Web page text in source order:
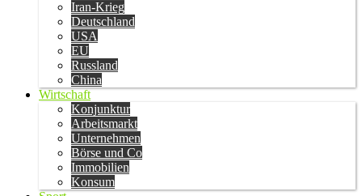
Iran-Krieg
Deutschland
USA
EU
Russland
China
Wirtschaft
Konjunktur
Arbeitsmarkt
Unternehmen
Börse und Co
Immobilien
Konsum